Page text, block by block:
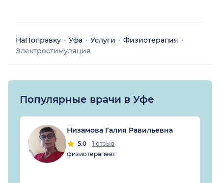
НаПоправку Уфа Услуги
Физиотерапия
Электростимуляция
Популярные врачи в Уфе
Низамова Галия Равильевна
5.0
1 отзыв
физиотерапевт